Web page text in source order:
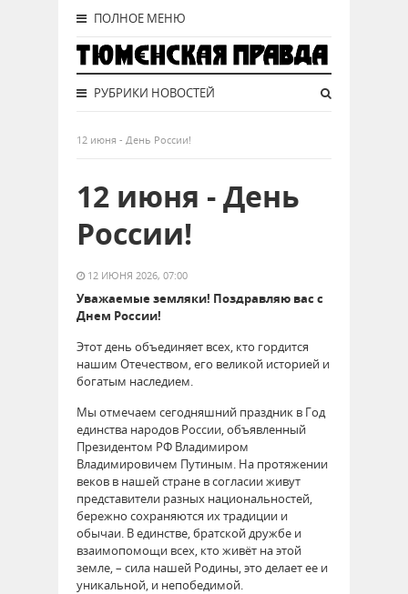
ПОЛНОЕ МЕНЮ
РУБРИКИ НОВОСТЕЙ
12 июня - День России!
12 июня - День
России!
12 ИЮНЯ 2026, 07:00
Уважаемые земляки! Поздравляю вас с
Днем России!
Этот день объединяет всех, кто гордится
нашим Отечеством, его великой историей и
богатым наследием.
Мы отмечаем сегодняшний праздник в Год
единства народов России, объявленный
Президентом РФ Владимиром
Владимировичем Путиным. На протяжении
веков в нашей стране в согласии живут
представители разных национальностей,
бережно сохраняются их традиции и
обычаи. В единстве, братской дружбе и
взаимопомощи всех, кто живёт на этой
земле, – сила нашей Родины, это делает ее и
уникальной, и непобедимой.